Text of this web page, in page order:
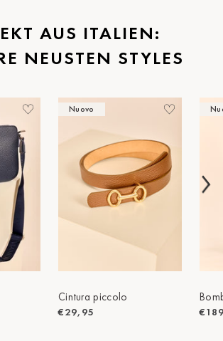
(13.Bez.)
AUS ITALIEN:
NEUSTEN STYLES
Nuovo
Cintura piccolo
€29,95